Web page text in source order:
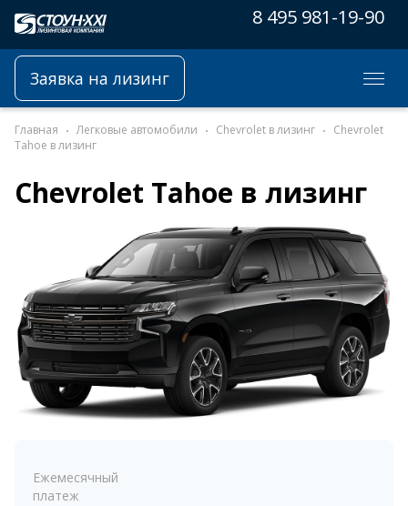
8 495 981-19-90
Заявка на лизинг
Главная Легковые автомобили Chevrolet в лизинг
Chevrolet
Tahoe в лизинг
Chevrolet Tahoe в лизинг
Ежемесячный
платеж